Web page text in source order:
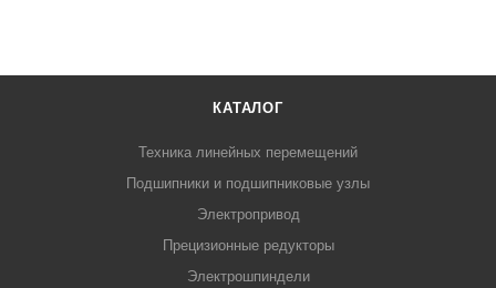
КАТАЛОГ
Техника линейных перемещений
Подшипники и подшипниковые узлы
Электропривод
Прецизионные редукторы
Электрошпиндели